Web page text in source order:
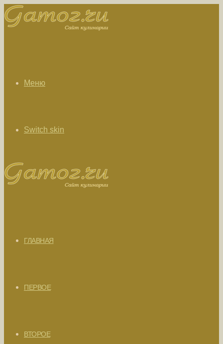
Меню
Switch skin
ГЛАВНАЯ
ПЕРВОЕ
ВТОРОЕ